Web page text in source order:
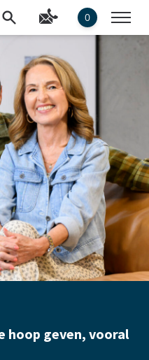
0
hoop geven, vooral